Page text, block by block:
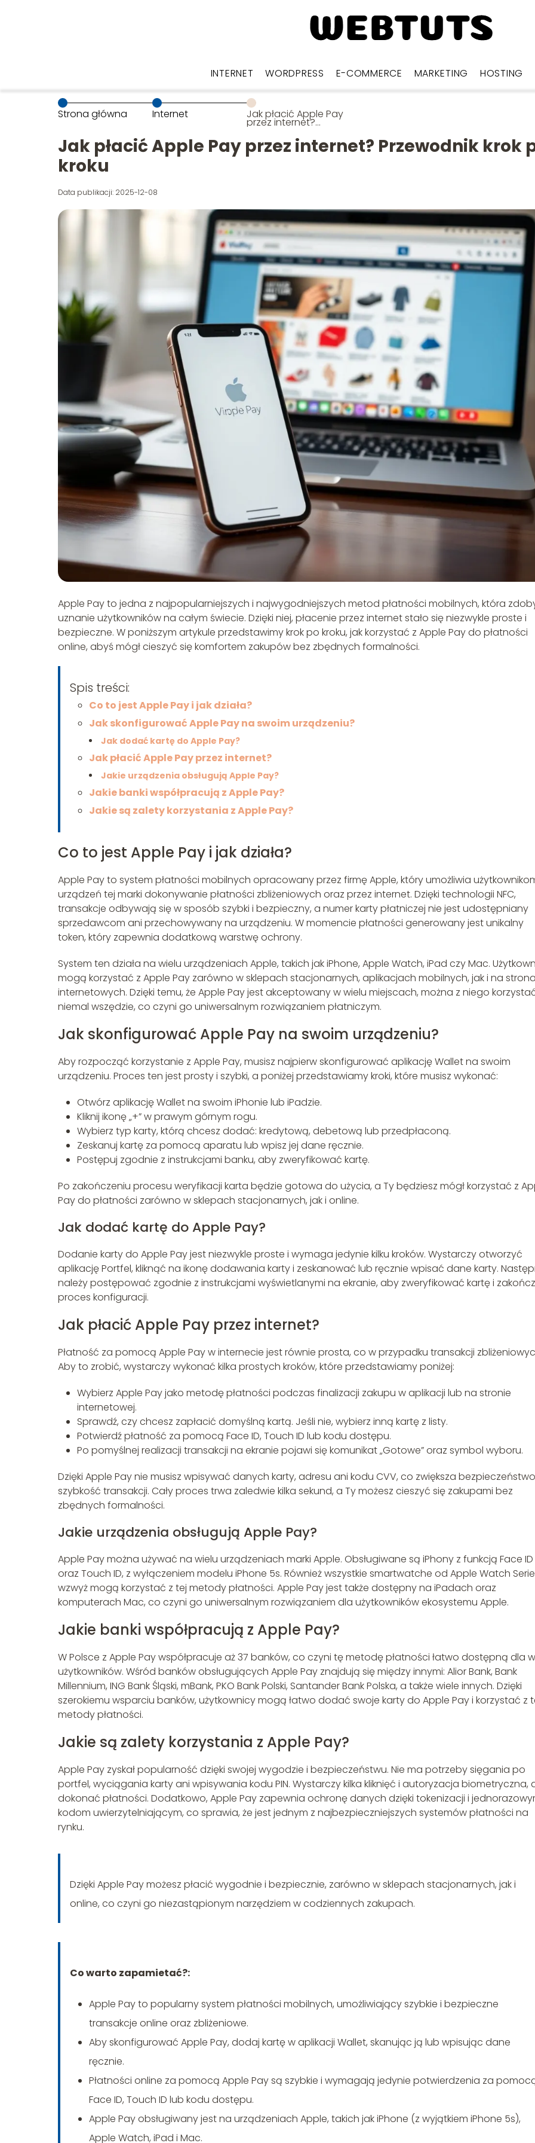
INTERNET WORDPRESS E-COMMERCE MARKETING HOSTING
Strona główna Internet Jak płacić Apple Pay
przez internet?
Przewodnik krok po kroku
Jak płacić Apple Pay przez internet? Przewodnik krok
kroku
Data publikacji: 2025-12-08
Apple Pay to jedna z najpopularniejszych i najwygodniejszych metod płatności mobilnych, która
uznanie użytkowników na całym świecie. Dzięki niej, płacenie przez internet stało się niezwykle proste i
bezpieczne. W poniższym artykule przedstawimy krok po kroku, jak korzystać z Apple Pay do płatności
online, abyś mógł cieszyć się komfortem zakupów bez zbędnych formalności.
Spis treści:
Co to jest Apple Pay i jak działa?
Jak skonfigurować Apple Pay na swoim urządzeniu?
Jak dodać kartę do Apple Pay?
Jak płacić Apple Pay przez internet?
Jakie urządzenia obsługują Apple Pay?
Jakie banki współpracują z Apple Pay?
Jakie są zalety korzystania z Apple Pay?
Co to jest Apple Pay i jak działa?
Apple Pay to system płatności mobilnych opracowany przez firmę Apple, który umożliwia
urządzeń tej marki dokonywanie płatności zbliżeniowych oraz przez internet. Dzięki technologii NFC,
transakcje odbywają się w sposób szybki i bezpieczny, a numer karty płatniczej nie jest udostępniany
sprzedawcom ani przechowywany na urządzeniu. W momencie płatności generowany jest unikalny
token, który zapewnia dodatkową warstwę ochrony.
System ten działa na wielu urządzeniach Apple, takich jak iPhone, Apple Watch, iPad czy Mac.
mogą korzystać z Apple Pay zarówno w sklepach stacjonarnych, aplikacjach mobilnych, jak i na
internetowych. Dzięki temu, że Apple Pay jest akceptowany w wielu miejscach, można z niego
niemal wszędzie, co czyni go uniwersalnym rozwiązaniem płatniczym.
Jak skonfigurować Apple Pay na swoim urządzeniu?
Aby rozpocząć korzystanie z Apple Pay, musisz najpierw skonfigurować aplikację Wallet na swoim
urządzeniu. Proces ten jest prosty i szybki, a poniżej przedstawiamy kroki, które musisz wykonać:
Otwórz aplikację Wallet na swoim iPhonie lub iPadzie.
Kliknij ikonę „+” w prawym górnym rogu.
Wybierz typ karty, którą chcesz dodać: kredytową, debetową lub przedpłaconą.
Zeskanuj kartę za pomocą aparatu lub wpisz jej dane ręcznie.
Postępuj zgodnie z instrukcjami banku, aby zweryfikować kartę.
Po zakończeniu procesu weryfikacji karta będzie gotowa do użycia, a Ty będziesz mógł korzystać z
Pay do płatności zarówno w sklepach stacjonarnych, jak i online.
Jak dodać kartę do Apple Pay?
Dodanie karty do Apple Pay jest niezwykle proste i wymaga jedynie kilku kroków. Wystarczy otworzyć
aplikację Portfel, kliknąć na ikonę dodawania karty i zeskanować lub ręcznie wpisać dane karty.
należy postępować zgodnie z instrukcjami wyświetlanymi na ekranie, aby zweryfikować kartę i
proces konfiguracji.
Jak płacić Apple Pay przez internet?
Płatność za pomocą Apple Pay w internecie jest równie prosta, co w przypadku transakcji
Aby to zrobić, wystarczy wykonać kilka prostych kroków, które przedstawiamy poniżej:
Wybierz Apple Pay jako metodę płatności podczas finalizacji zakupu w aplikacji lub na stronie
internetowej.
Sprawdź, czy chcesz zapłacić domyślną kartą. Jeśli nie, wybierz inną kartę z listy.
Potwierdź płatność za pomocą Face ID, Touch ID lub kodu dostępu.
Po pomyślnej realizacji transakcji na ekranie pojawi się komunikat „Gotowe” oraz symbol wyboru.
Dzięki Apple Pay nie musisz wpisywać danych karty, adresu ani kodu CVV, co zwiększa
szybkość transakcji. Cały proces trwa zaledwie kilka sekund, a Ty możesz cieszyć się zakupami bez
zbędnych formalności.
Jakie urządzenia obsługują Apple Pay?
Apple Pay można używać na wielu urządzeniach marki Apple. Obsługiwane są iPhony z funkcją Face ID
oraz Touch ID, z wyłączeniem modelu iPhone 5s. Również wszystkie smartwatche od Apple Watch
wzwyż mogą korzystać z tej metody płatności. Apple Pay jest także dostępny na iPadach oraz
komputerach Mac, co czyni go uniwersalnym rozwiązaniem dla użytkowników ekosystemu Apple.
Jakie banki współpracują z Apple Pay?
W Polsce z Apple Pay współpracuje aż 37 banków, co czyni tę metodę płatności łatwo dostępną dla
użytkowników. Wśród banków obsługujących Apple Pay znajdują się między innymi: Alior Bank, Bank
Millennium, ING Bank Śląski, mBank, PKO Bank Polski, Santander Bank Polska, a także wiele innych. Dzięki
szerokiemu wsparciu banków, użytkownicy mogą łatwo dodać swoje karty do Apple Pay i korzystać z
metody płatności.
Jakie są zalety korzystania z Apple Pay?
Apple Pay zyskał popularność dzięki swojej wygodzie i bezpieczeństwu. Nie ma potrzeby sięgania po
portfel, wyciągania karty ani wpisywania kodu PIN. Wystarczy kilka kliknięć i autoryzacja biometryczna,
dokonać płatności. Dodatkowo, Apple Pay zapewnia ochronę danych dzięki tokenizacji i
kodom uwierzytelniającym, co sprawia, że jest jednym z najbezpieczniejszych systemów płatności na
rynku.
Dzięki Apple Pay możesz płacić wygodnie i bezpiecznie, zarówno w sklepach stacjonarnych, jak i
online, co czyni go niezastąpionym narzędziem w codziennych zakupach.
Co warto zapamietać?:
Apple Pay to popularny system płatności mobilnych, umożliwiający szybkie i bezpieczne
transakcje online oraz zbliżeniowe.
Aby skonfigurować Apple Pay, dodaj kartę w aplikacji Wallet, skanując ją lub wpisując dane
ręcznie.
Płatności online za pomocą Apple Pay są szybkie i wymagają jedynie potwierdzenia za
Face ID, Touch ID lub kodu dostępu.
Apple Pay obsługiwany jest na urządzeniach Apple, takich jak iPhone (z wyjątkiem iPhone 5s),
Apple Watch, iPad i Mac.